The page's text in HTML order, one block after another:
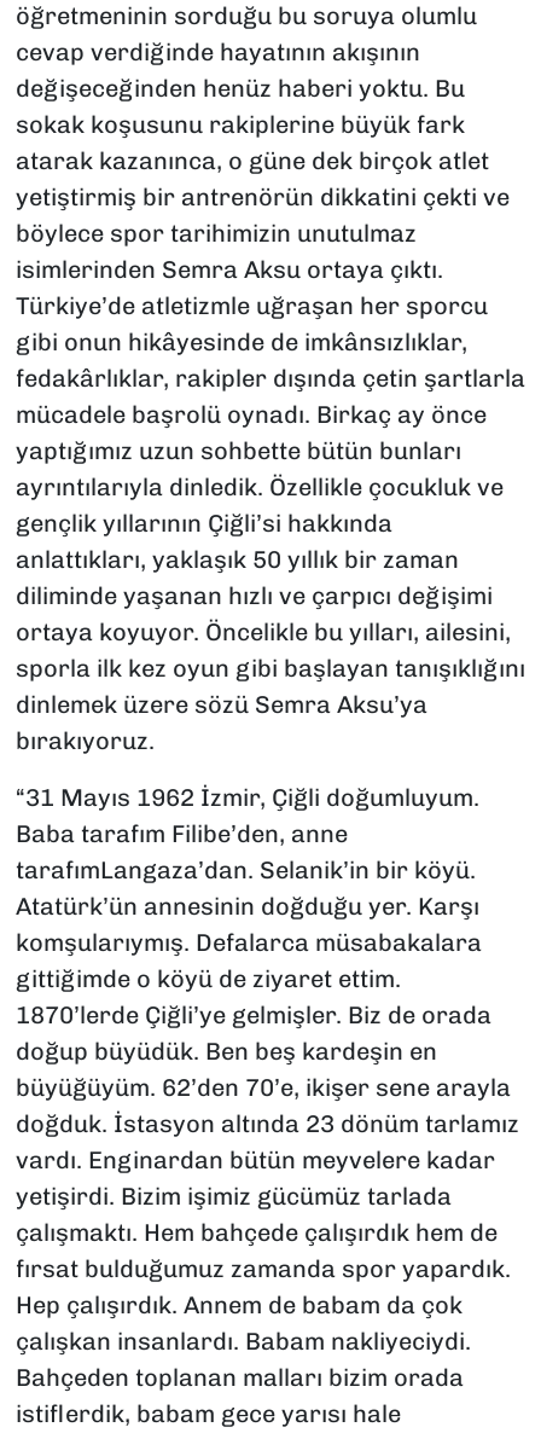
öğretmeninin sorduğu bu soruya olumlu
cevap verdiğinde hayatının akışının
değişeceğinden henüz haberi yoktu. Bu
sokak koşusunu rakiplerine büyük fark
atarak kazanınca, o güne dek birçok atlet
yetiştirmiş bir antrenörün dikkatini çekti ve
böylece spor tarihimizin unutulmaz
isimlerinden Semra Aksu ortaya çıktı.
Türkiye’de atletizmle uğraşan her sporcu
gibi onun hikâyesinde de imkânsızlıklar,
fedakârlıklar, rakipler dışında çetin şartlarla
mücadele başrolü oynadı. Birkaç ay önce
yaptığımız uzun sohbette bütün bunları
ayrıntılarıyla dinledik. Özellikle çocukluk ve
gençlik yıllarının Çiğli’si hakkında
anlattıkları, yaklaşık 50 yıllık bir zaman
diliminde yaşanan hızlı ve çarpıcı değişimi
ortaya koyuyor. Öncelikle bu yılları, ailesini,
sporla ilk kez oyun gibi başlayan tanışıklığını
dinlemek üzere sözü Semra Aksu’ya
bırakıyoruz.
“31 Mayıs 1962 İzmir, Çiğli doğumluyum.
Baba tarafım Filibe’den, anne
tarafımLangaza’dan. Selanik’in bir köyü.
Atatürk’ün annesinin doğduğu yer. Karşı
komşularıymış. Defalarca müsabakalara
gittiğimde o köyü de ziyaret ettim.
1870’lerde Çiğli’ye gelmişler. Biz de orada
doğup büyüdük. Ben beş kardeşin en
büyüğüyüm. 62’den 70’e, ikişer sene arayla
doğduk. İstasyon altında 23 dönüm tarlamız
vardı. Enginardan bütün meyvelere kadar
yetişirdi. Bizim işimiz gücümüz tarlada
çalışmaktı. Hem bahçede çalışırdık hem de
fırsat bulduğumuz zamanda spor yapardık.
Hep çalışırdık. Annem de babam da çok
çalışkan insanlardı. Babam nakliyeciydi.
Bahçeden toplanan malları bizim orada
istiflerdik, babam gece yarısı hale